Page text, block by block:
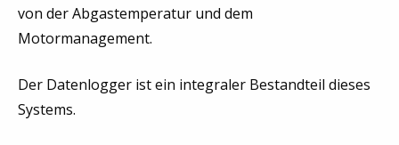
von der Abgastemperatur und dem
Motormanagement.
Der Datenlogger ist ein integraler Bestandteil dieses
Systems.